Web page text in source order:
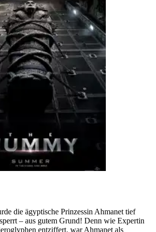
die ägyptische Prinzessin Ahmanet tief
– aus gutem Grund! Denn wie Expertin
entziffert, war Ahmanet als